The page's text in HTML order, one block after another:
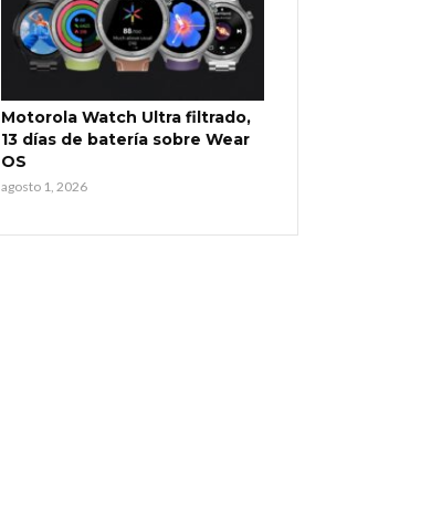
Motorola Watch Ultra filtrado,
13 días de batería sobre Wear
OS
agosto 1, 2026